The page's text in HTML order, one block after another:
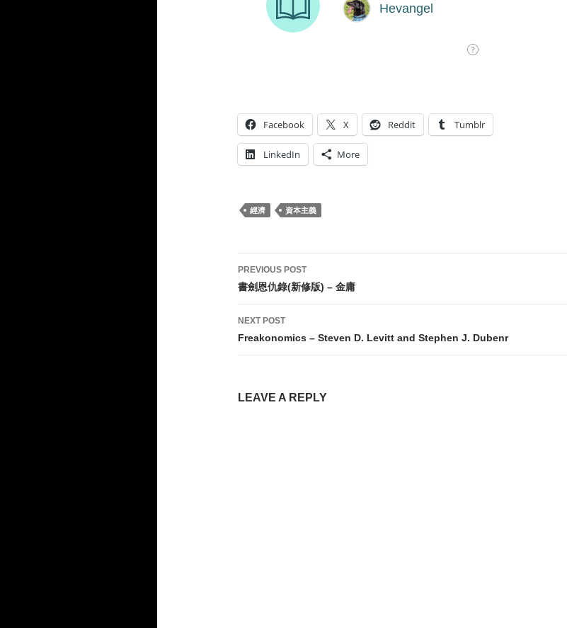
Facebook X Reddit Tumblr
LinkedIn More
經濟 資本主義
Post
navigation
PREVIOUS POST
書劍恩仇錄(新修版) – 金庸
NEXT POST
Freakonomics – Steven D. Levitt and Stephen J. Dubenr
LEAVE A REPLY